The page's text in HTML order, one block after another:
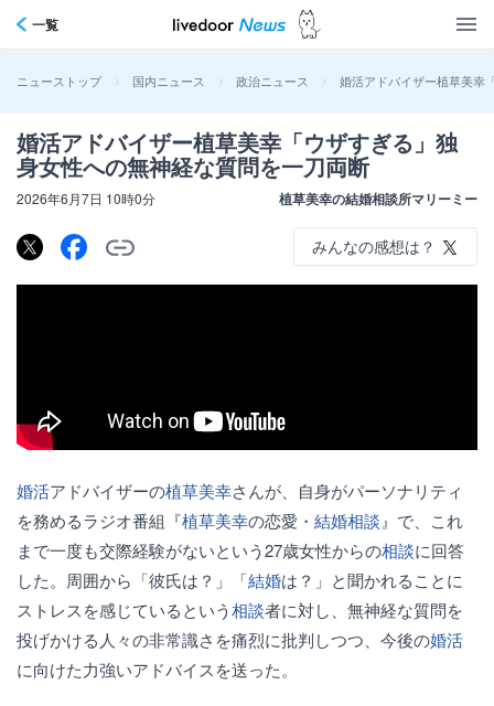
一覧
ニューストップ > 国内ニュース > 政治ニュース > 婚活アドバイザー植草美幸
婚活アドバイザー植草美幸「ウザすぎる」独
身女性への無神経な質問を一刀両断
2026年6月7日 10時0分 植草美幸の結婚相談所マリーミー
みんなの感想は？
婚活アドバイザーの植草美幸さんが、自身がパーソナリティ
を務めるラジオ番組『植草美幸の恋愛・ 結婚相談 』で、これ
まで一度も交際経験がないという27歳女性からの相談に回答
した。周囲から「彼氏は？」「結婚は？」と聞かれることに
ストレスを感じているという相談者に対し、無神経な質問を
投げかける人々の非常識さを痛烈に批判しつつ、今後の婚活
に向けた力強いアドバイスを送った。